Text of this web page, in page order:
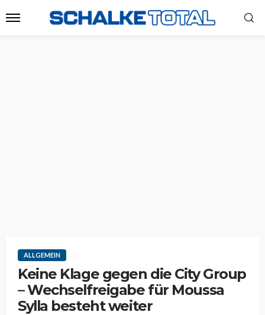
ALLGEMEIN
Keine Klage gegen die City Group
– Wechselfreigabe für Moussa
Sylla besteht weiter